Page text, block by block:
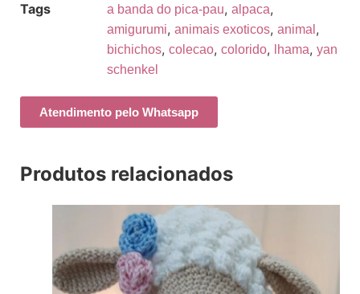
Tags a banda do pica-pau, alpaca,
amigurumi, animais exoticos, animal ,
bichichos, colecao, colorido, lhama, yan
schenkel
Atendimento pelo Whatsapp
Produtos relacionados